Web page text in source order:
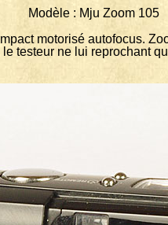
: Mju Zoom 105
motorisé autofocus.
testeur ne lui reprochant